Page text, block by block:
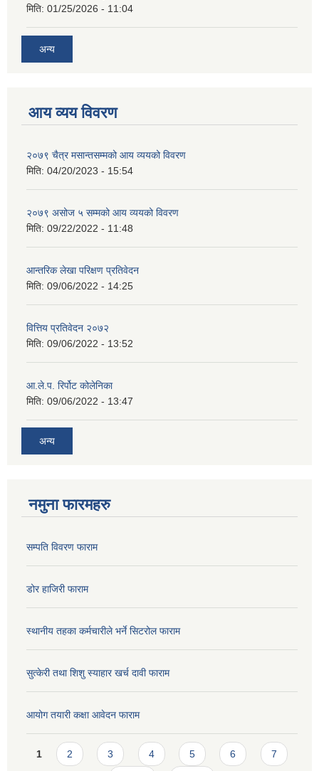
मिति: 01/25/2026 - 11:04
अन्य
आय व्यय विवरण
२०७९ चैत्र मसान्तसम्मको आय व्ययको विवरण
मिति: 04/20/2023 - 15:54
२०७९ असोज ५ सम्मको आय व्ययको विवरण
मिति: 09/22/2022 - 11:48
आन्तरिक लेखा परिक्षण प्रतिवेदन
मिति: 09/06/2022 - 14:25
वित्तिय प्रतिवेदन २०७२
मिति: 09/06/2022 - 13:52
आ.ले.प. रिर्पोट कोलेनिका
मिति: 09/06/2022 - 13:47
अन्य
नमुना फारमहरु
सम्पति विवरण फाराम
डोर हाजिरी फाराम
स्थानीय तहका कर्मचारीले भर्ने सिटरोल फाराम
सुत्केरी तथा शिशु स्याहार खर्च दावी फाराम
आयोग तयारी कक्षा आवेदन फाराम
Pages
1 2 3 4 5 6 7